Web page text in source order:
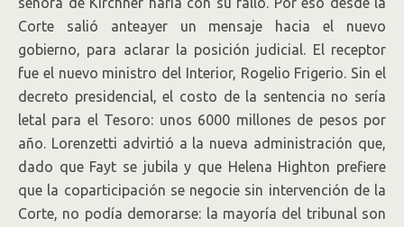
Corte salió anteayer un mensaje hacia el nuevo
gobierno, para aclarar la posición judicial. El receptor
fue el nuevo ministro del Interior, Rogelio Frigerio. Sin el
decreto presidencial, el costo de la sentencia no sería
letal para el Tesoro: unos 6000 millones de pesos por
año. Lorenzetti advirtió a la nueva administración que,
dado que Fayt se jubila y que Helena Highton prefiere
que la coparticipación se negocie sin intervención de la
Corte, no podía demorarse: la mayoría del tribunal son